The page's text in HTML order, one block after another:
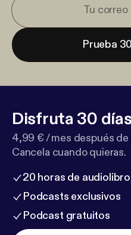
Prueba
Disfruta 30
4,99 € / mes después de
Cancela cuando quieras.
20 horas de
Podcasts exclusivos
Podcast gratuitos